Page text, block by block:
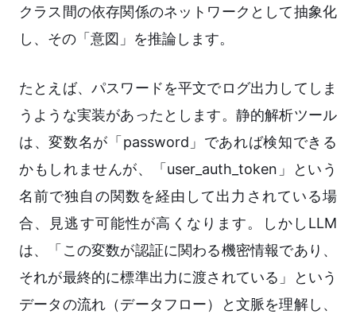
クラス間の依存関係のネットワークとして抽象化
し、その「意図」を推論します。
たとえば、パスワードを平文でログ出力してしま
うような実装があったとします。静的解析ツール
は、変数名が「password」であれば検知できる
かもしれませんが、「user_auth_token」という
名前で独自の関数を経由して出力されている場
合、見逃す可能性が高くなります。しかしLLM
は、「この変数が認証に関わる機密情報であり、
それが最終的に標準出力に渡されている」という
データの流れ（データフロー）と文脈を理解し、